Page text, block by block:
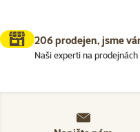
206 prodejen, jsme
Naši experti na